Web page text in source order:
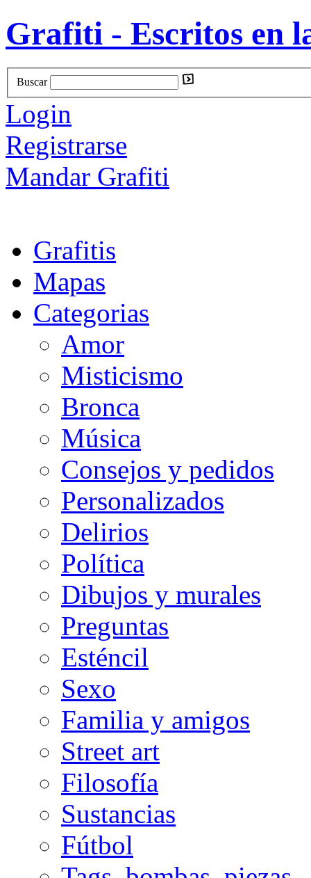
Grafiti - Escritos en
Buscar
Login
Registrarse
Mandar Grafiti
Grafitis
Mapas
Categorias
Amor
Misticismo
Bronca
Música
Consejos y pedidos
Personalizados
Delirios
Política
Dibujos y murales
Preguntas
Esténcil
Sexo
Familia y amigos
Street art
Filosofía
Sustancias
Fútbol